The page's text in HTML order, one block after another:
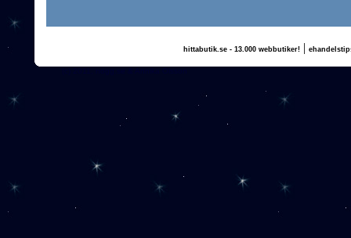
hittabutik.se - 13.000 webbutiker!|